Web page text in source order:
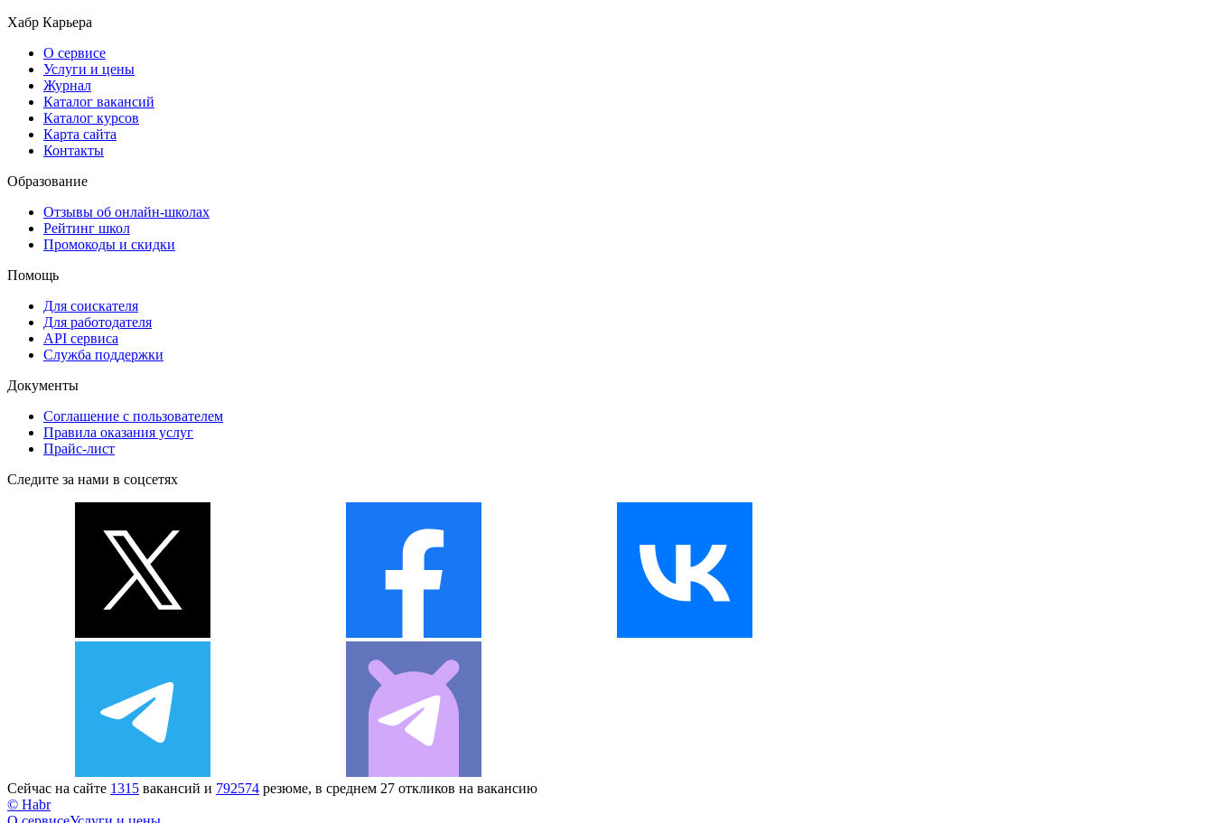
Хабр Карьера
О сервисе
Услуги и цены
Журнал
Каталог вакансий
Каталог курсов
Карта сайта
Контакты
Образование
Отзывы об онлайн-школах
Рейтинг школ
Промокоды и скидки
Помощь
Для соискателя
Для работодателя
API сервиса
Служба поддержки
Документы
Соглашение с пользователем
Правила оказания услуг
Прайс-лист
Следите за нами в соцсетях
Сейчас на сайте 1315 вакансий и 792574 резюме, в среднем 27 откликов на вакансию
© Habr